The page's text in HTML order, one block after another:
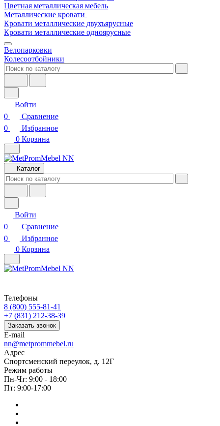
Цветная металлическая мебель
Металлические кровати
Кровати металлические двухъярусные
Кровати металлические одноярусные
Велопарковки
Колесоотбойники
Войти
0
Сравнение
0
Избранное
0 Корзина
Каталог
Войти
0
Сравнение
0
Избранное
0 Корзина
Телефоны
8 (800) 555-81-41
+7 (831) 212-38-39
Заказать звонок
E-mail
nn@metprommebel.ru
Адрес
Спортсменский переулок, д. 12Г
Режим работы
Пн-Чт: 9:00 - 18:00
Пт: 9:00-17:00